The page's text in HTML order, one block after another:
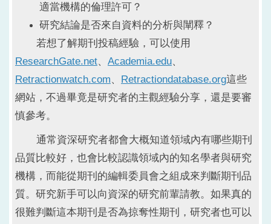
適當機構的倫理許可？
研究結論是否來自資料的分析與闡釋？
若想了解期刊投稿經驗，可以使用
ResearchGate.net、 Academia.edu、
Retractionwatch.com、 Retractiondatabase.org這些
網站，不過畢竟是研究者的主觀經驗分享，還是要審
慎參考。
通常資深研究者都會大概知道領域內有哪些期刊
品質比較好，也會比較認識領域內的知名學者與研究
機構，而能從期刊的編輯委員會之組成來判斷期刊品
質。 研究新手可以向資深的研究前輩請教。如果真的
很難判斷這本期刊是否為掠奪性期刊，研究者也可以